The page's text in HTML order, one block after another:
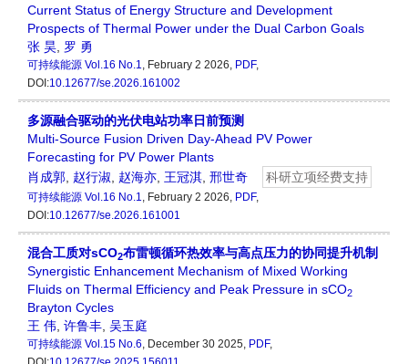
Current Status of Energy Structure and Development
Prospects of Thermal Power under the Dual Carbon Goals
张 昊 罗 勇
可持续能源 Vol.16 No.1, February 2 2026, PDF,
DOI:10.12677/se.2026.161002
多源融合驱动的光伏电站功率日前预测
Multi-Source Fusion Driven Day-Ahead PV Power
Forecasting for PV Power Plants
肖成郭 赵行淑 赵海亦 王冠淇 邢世奇 科研立项经费支持
可持续能源 Vol.16 No.1, February 2 2026, PDF,
DOI:10.12677/se.2026.161001
混合工质对sCO2布雷顿循环热效率与高点压力的协同提升机制
Synergistic Enhancement Mechanism of Mixed Working
Fluids on Thermal Efficiency and Peak Pressure in sCO2
Brayton Cycles
王 伟 许鲁丰 吴玉庭
可持续能源 Vol.15 No.6, December 30 2025, PDF,